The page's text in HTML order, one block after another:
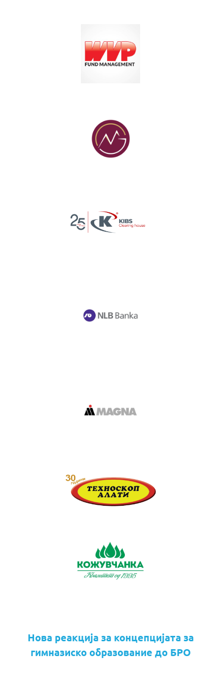
Нова реакција за концепцијата за
гимназиско образование до БРО